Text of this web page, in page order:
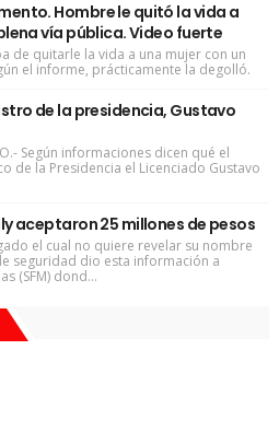
Hombre le quitó la vida a
vía pública. Video fuerte
de quitarle la vida a una mujer con un
el informe, prácticamente la degolló.
de la presidencia, Gustavo
Según informaciones dicen qué el
de la Presidencia el Licenciado Gustavo
aceptaron 25 millones de pesos
el cual no quiere revelar su nombre
seguridad dio esta información a
(SFM) dond...